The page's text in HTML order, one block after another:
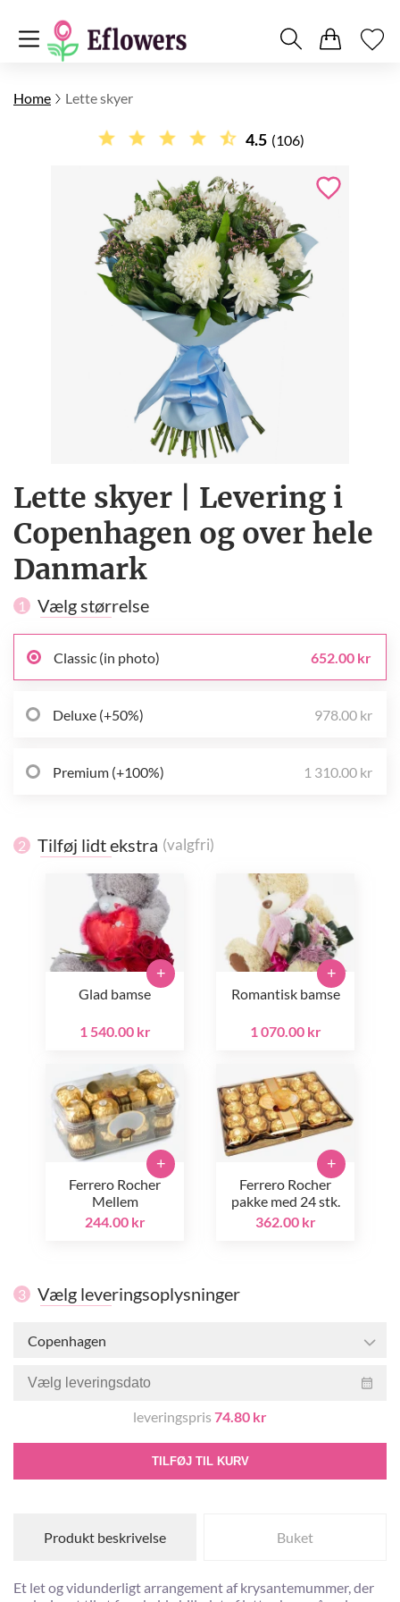
Home Lette skyer
4.5 (106)
Lette skyer | Levering i
Copenhagen og over hele
Danmark
1 Vælg størrelse
Classic (in photo) 652.00 kr
Deluxe (+50%) 978.00 kr
Premium (+100%) 1 310.00 kr
2 Tilføj lidt ekstra (valgfri)
Glad bamse
1 540.00 kr
+
Romantisk bamse
1 070.00 kr
+
Ferrero Rocher
Mellem
244.00 kr
+
Ferrero Rocher
pakke med 24 stk.
362.00 kr
+
3 Vælg leveringsoplysninger
Copenhagen
leveringspris 74.80 kr
TILFØJ TIL KURV
Produkt beskrivelse Buket
Et let og vidunderligt arrangement af krysantemummer, der